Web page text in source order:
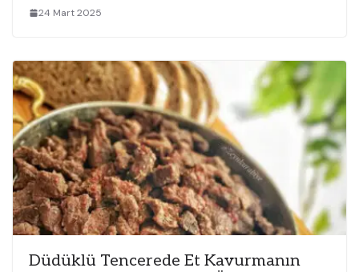
24 Mart 2025
Düdüklü Tencerede Et Kavurmanın